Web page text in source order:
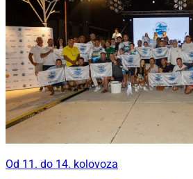
Od 11. do 14. kolovoza